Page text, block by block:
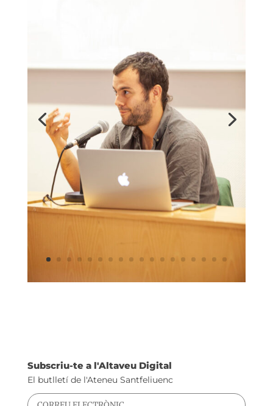
Subscriu-te a l'Altaveu Digital
El butlletí de l'Ateneu Santfeliuenc